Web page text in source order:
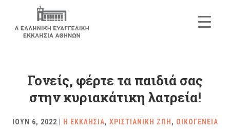
Γονείς, φέρτε τα παιδιά σας
στην κυριακάτικη λατρεία!
ΙΟΥΝ 6, 2022 Η ΕΚΚΛΗΣΙΑ, ΧΡΙΣΤΙΑΝΙΚΗ ΖΩΗ , ΟΙΚΟΓΕΝΕΙΑ